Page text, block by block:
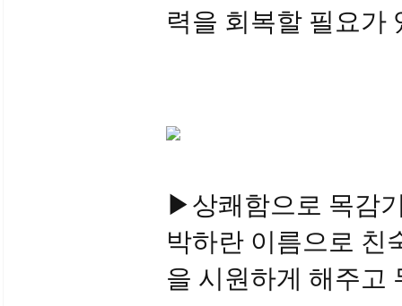
력을 회복할 필요가
▶상쾌함으로 목감
박하란 이름으로 친
을 시원하게 해주고